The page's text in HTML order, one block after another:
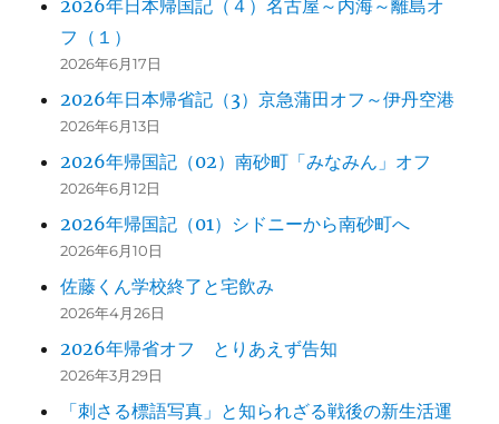
2026年日本帰国記（４）名古屋～内海～離島オ
フ（１）
2026年6月17日
2026年日本帰省記（3）京急蒲田オフ～伊丹空港
2026年6月13日
2026年帰国記（02）南砂町「みなみん」オフ
2026年6月12日
2026年帰国記（01）シドニーから南砂町へ
2026年6月10日
佐藤くん学校終了と宅飲み
2026年4月26日
2026年帰省オフ とりあえず告知
2026年3月29日
「刺さる標語写真」と知られざる戦後の新生活運